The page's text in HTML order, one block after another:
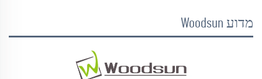
מדוע Woodsun